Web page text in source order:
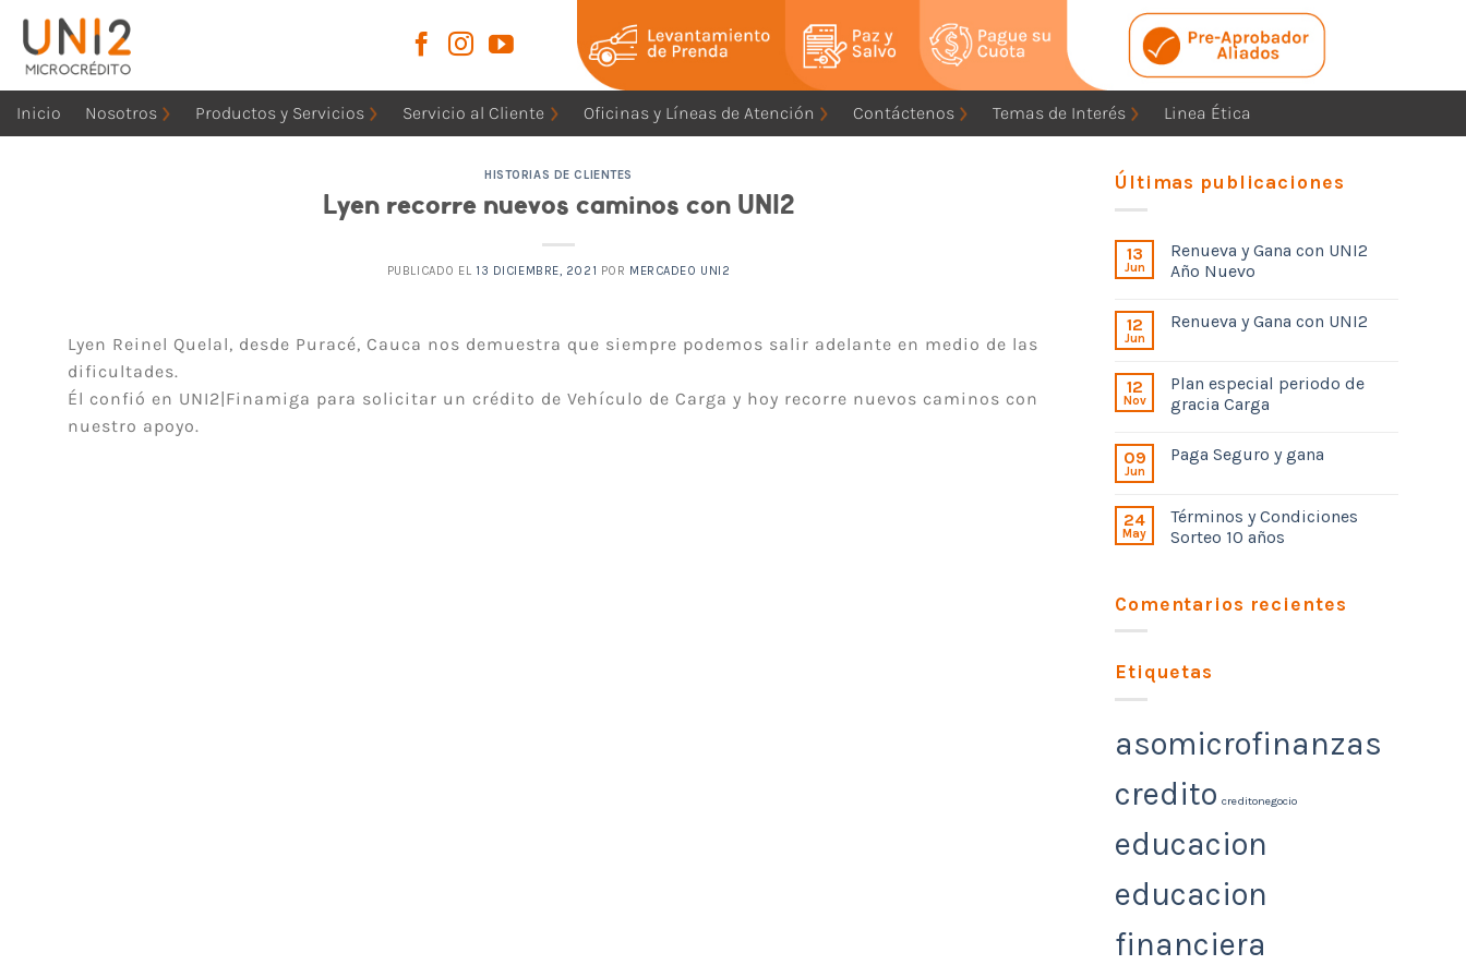
Skip
content
Inicio Nosotros Productos y Servicios Servicio al Cliente Oficinas y Líneas de Atención Contáctenos Temas de Interés Linea Ética
HISTORIAS DE CLIENTES
Lyen recorre nuevos caminos con UNI2
PUBLICADO EL 13 DICIEMBRE, 2021 POR MERCADEO UNI2
Lyen Reinel Quelal, desde Puracé, Cauca nos demuestra que siempre podemos salir adelante en medio de las
dificultades.
Él confió en UNI2|Finamiga para solicitar un crédito de Vehículo de Carga y hoy recorre nuevos caminos con
nuestro apoyo.
Últimas publicaciones
13
Jun
Renueva y Gana con UNI2
Año Nuevo
12
Jun
Renueva y Gana con UNI2
12
Nov
Plan especial periodo de
gracia Carga
09
Jun
Paga Seguro y gana
24
May
Términos y Condiciones
Sorteo 10 años
Comentarios recientes
Etiquetas
asomicrofinanzas
credito creditonegocio
educacion
educacion
financiera